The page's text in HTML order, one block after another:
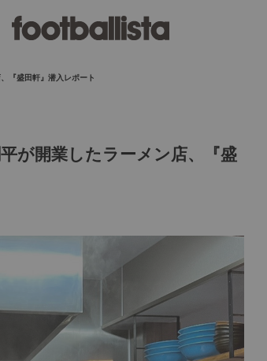
『盛田軒』潜入レポート
が開業したラーメン店、『盛